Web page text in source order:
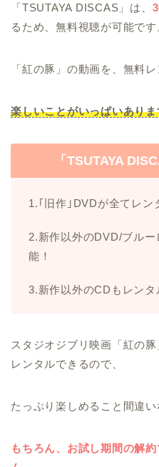
「TSUTAYA DISCAS」は、
るため、無料視聴が可能です
「紅の豚」の動画を、無料
楽しいことがいっぱいありま
「TSUTAYA
1.｢旧作｣DVDが全てレン
2.新作以外のDVD/ブル
能！
3.新作以外のCDもレンタ
スタジオジブリ映画「紅の
レンタルできるので、
たっぷり楽しめること間違い
もちろん、お試し期間の解